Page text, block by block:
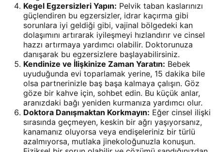
Kegel Egzersizleri Yapın: Pelvik taban kaslarınızı
güçlendiren bu egzersizler, idrar kaçırma gibi
sorunlara iyi geldiği gibi, vajinal bölgedeki kan
dolaşımını artırarak iyileşmeyi hızlandırır ve cinsel
hazzı artırmaya yardımcı olabilir. Doktorunuza
danışarak bu egzersizlere başlayabilirsiniz.
Kendinize ve İlişkinize Zaman Yaratın: Bebek
uyuduğunda evi toparlamak yerine, 15 dakika bile
olsa partnerinizle baş başa kalmaya çalışın. Göz
göze bir kahve için, sohbet edin. Bu küçük anlar,
aranızdaki bağı yeniden kurmanıza yardımcı olur.
Doktora Danışmaktan Korkmayın: Eğer cinsel ilişki
sırasında geçmeyen, keskin bir ağrı yaşıyorsanız,
kanamanız oluyorsa veya endişeleriniz bir türlü
azalmıyorsa, mutlaka jinekoloğunuzla konuşun.